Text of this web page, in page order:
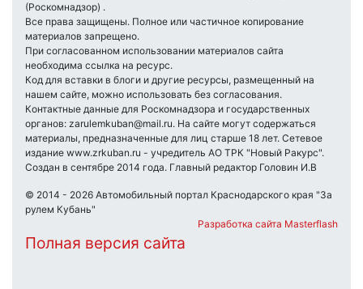
(Роскомнадзор) .
Все права защищены. Полное или частичное копирование
материалов запрещено.
При согласованном использовании материалов сайта
необходима ссылка на ресурс.
Код для вставки в блоги и другие ресурсы, размещенный на
нашем сайте, можно использовать без согласования.
Контактные данные для Роскомнадзора и государственных
органов: zarulemkuban@mail.ru. На сайте могут содержаться
материалы, предназначенные для лиц старше 18 лет. Сетевое
издание www.zrkuban.ru - учредитель АО ТРК "Новый Ракурс".
Создан в сентябре 2014 года. Главный редактор Головин И.В
© 2014 - 2026 Автомобильный портал Краснодарского края "За
рулем Кубань"
Разработка сайта Masterflash
Полная версия сайта